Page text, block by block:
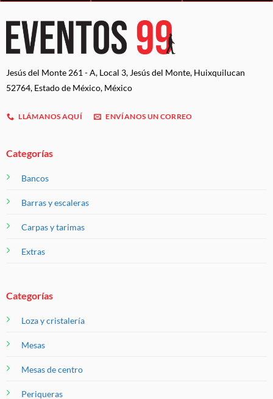
Jesús del Monte 261 - A, Local 3, Jesús del Monte, Huixquilucan
52764, Estado de México, México
LLÁMANOS AQUÍ ENVÍANOS UN CORREO
Categorías
Bancos
Barras y escaleras
Carpas y tarimas
Extras
Categorías
Loza y cristalería
Mesas
Mesas de centro
Periqueras